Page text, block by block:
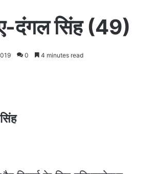
दंगल सिंह (49)
0 4 minutes read